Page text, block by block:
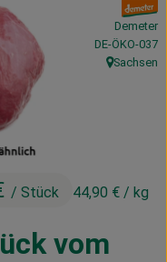
vom
/ Stück 44,90 € / kg
, Verband:
Demeter
,DE-ÖKO-037
, Herkunft:
Sachsen